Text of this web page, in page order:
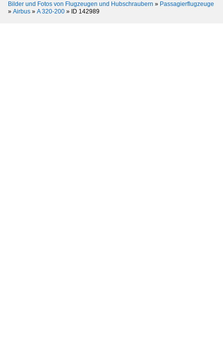
Bilder und Fotos von Flugzeugen und Hubschraubern » Passagierflugzeuge
» Airbus » A 320-200 » ID 142989